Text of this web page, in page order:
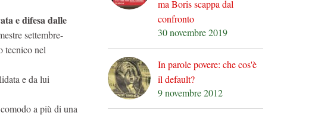
e difesa dalle
settembre-
tecnico nel
e da lui
a più di una
ma Boris scappa dal
confronto
30 novembre 2019
In parole povere: che cos'è
il default?
9 novembre 2012